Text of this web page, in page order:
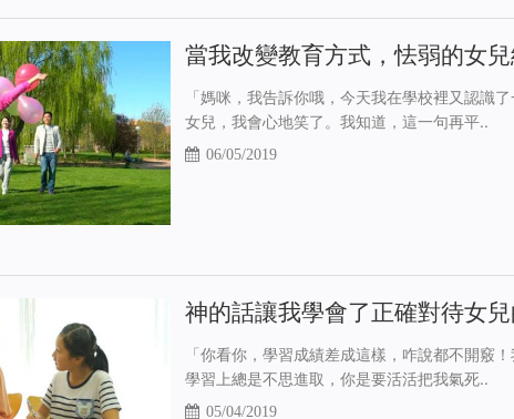
當我改變教育方式，怯弱的女
「媽咪，我告訴你哦，今天我在學校裡又認識
女兒，我會心地笑了。我知道，這一句再平..
06/05/2019
神的話讓我學會了正確對待女
「你看你，學習成績差成這樣，咋說都不開竅
學習上總是不思進取，你是要活活把我氣死..
05/04/2019